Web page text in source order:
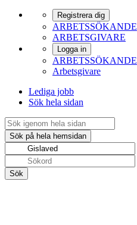
Registrera dig
ARBETSSÖKANDE
ARBETSGIVARE
Logga in
ARBETSSÖKANDE
Arbetsgivare
Lediga jobb
Sök hela sidan